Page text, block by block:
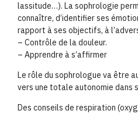
lassitude…). La sophrologie
connaître, d’identifier ses
rapport à ses objectifs, à
– Contrôle de la douleur.
– Apprendre à s’affirmer
Le rôle du sophrologue va être
vers une totale autonomie dans
Des conseils de respiration